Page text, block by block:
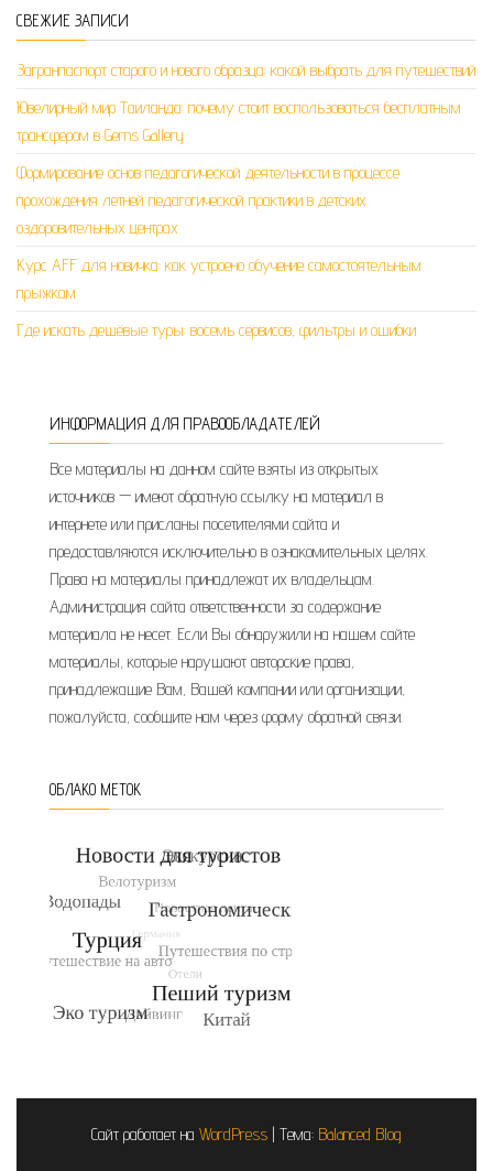
СВЕЖИЕ ЗАПИСИ
Загранпаспорт старого и нового образца: какой выбрать для путешествий
Ювелирный мир Таиланда: почему стоит воспользоваться бесплатным
трансфером в Gems Gallery
Формирование основ педагогической деятельности в процессе
прохождения летней педагогической практики в детских
оздоровительных центрах
Курс AFF для новичка: как устроено обучение самостоятельным
прыжкам
Где искать дешёвые туры: восемь сервисов, фильтры и ошибки
ИНФОРМАЦИЯ ДЛЯ ПРАВООБЛАДАТЕЛЕЙ
Все материалы на данном сайте взяты из открытых
источников — имеют обратную ссылку на материал в
интернете или присланы посетителями сайта и
предоставляются исключительно в ознакомительных целях.
Права на материалы принадлежат их владельцам.
Администрация сайта ответственности за содержание
материала не несет. Если Вы обнаружили на нашем сайте
материалы, которые нарушают авторские права,
принадлежащие Вам, Вашей компании или организации,
пожалуйста, сообщите нам через форму обратной связи.
ОБЛАКО МЕТОК
Сайт работает на WordPress | Тема: Balanced Blog